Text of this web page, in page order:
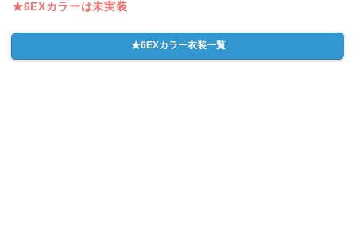
★6EXカラーは未実装
★6EXカラー衣装一覧